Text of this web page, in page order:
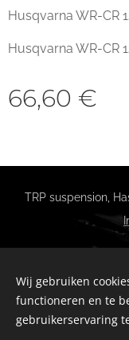
Husqvarna WR-CR
Husqvarna WR-CR
66,60 €
TRP suspension,
Wij gebruiken
functioneren en te
gebruikerservaring